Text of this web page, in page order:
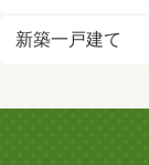
新築一戸建て